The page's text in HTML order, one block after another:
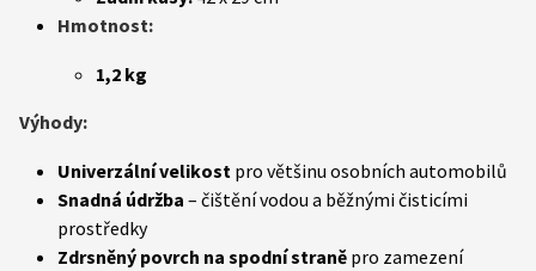
Hmotnost:
1,2 kg
Výhody:
Univerzální velikost pro většinu osobních automobilů
Snadná údržba – čištění vodou a běžnými čisticími
prostředky
Zdrsněný povrch na spodní straně pro zamezení